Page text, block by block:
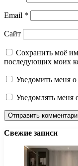
Email *
Сайт
Сохранить моё
последующих моих
Уведомить меня
Уведомлять меня
Свежие записи